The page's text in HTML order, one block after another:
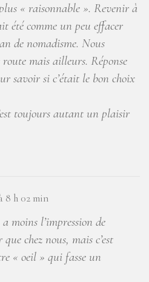
« raisonnable ». Revenir à
été comme un peu effacer
de nomadisme. Nous
mais ailleurs. Réponse
savoir si c’était le bon choix
toujours autant un plaisir
8 h 02 min
moins l’impression de
chez nous, mais c’est
« oeil » qui fasse un